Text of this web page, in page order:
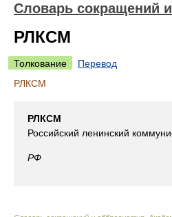
Словарь сокращений
РЛКСМ
Толкование
Перевод
РЛКСМ
РЛКСМ
Российский ленинский
РФ